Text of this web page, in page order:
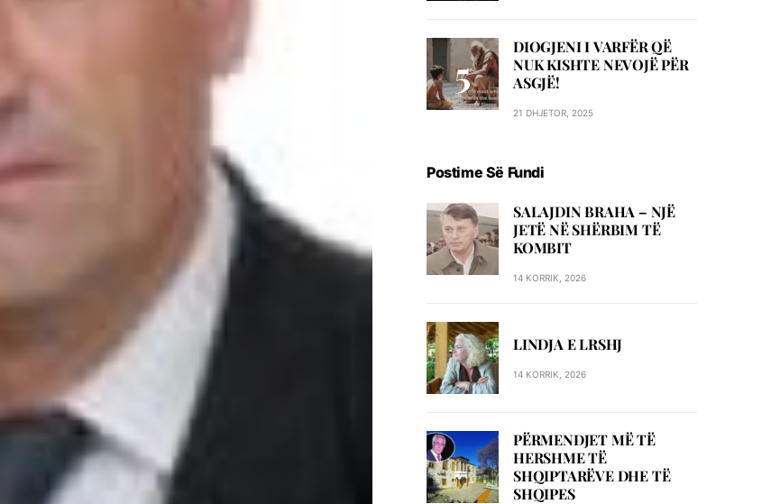
DIOGJENI I VARFËR QË
NUK KISHTE NEVOJË PËR
ASGJË!
21 DHJETOR, 2025
Postime Së Fundi
SALAJDIN BRAHA – NJЁ
JETЁ NЁ SHЁRBIM TЁ
KOMBIT
14 KORRIK, 2026
LINDJA E LRSHJ
14 KORRIK, 2026
PËRMENDJET MË TË
HERSHME TË
SHQIPTARËVE DHE TË
SHQIPES